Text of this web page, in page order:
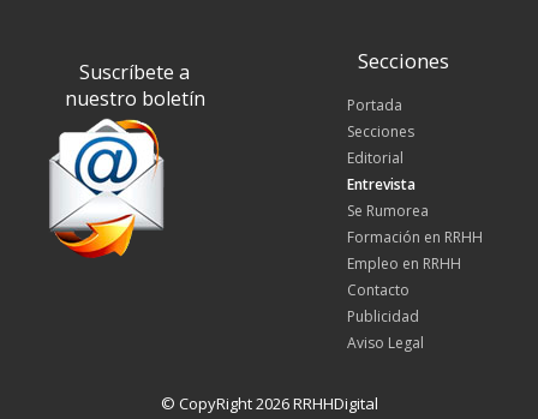
Suscríbete a
nuestro boletín
Secciones
Portada
Secciones
Editorial
Entrevista
Se Rumorea
Formación en RRHH
Empleo en RRHH
Contacto
Publicidad
Aviso Legal
© CopyRight 2026 RRHHDigital